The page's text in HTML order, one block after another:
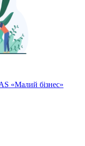
«Малий бізнес»